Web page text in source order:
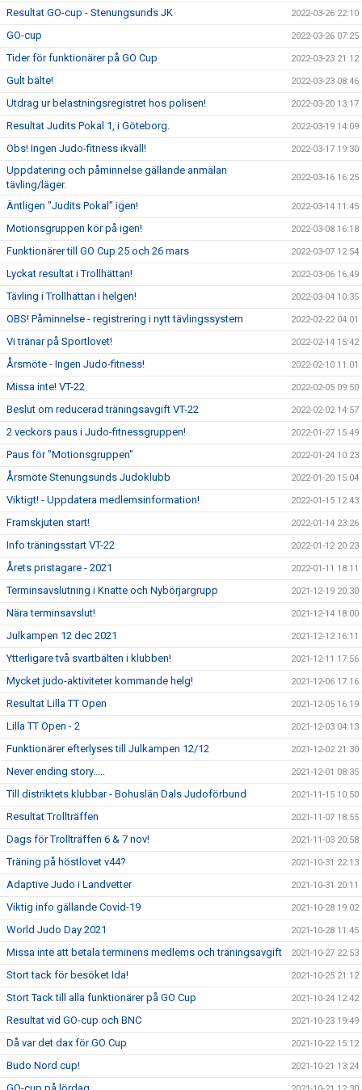
Resultat GO-cup - Stenungsunds JK 2022-03-26 22:10
GO-cup 2022-03-26 07:25
Tider för funktionärer på GO Cup 2022-03-23 21:12
Gult bälte! 2022-03-23 08:46
Utdrag ur belastningsregistret hos polisen! 2022-03-20 13:17
Resultat Judits Pokal 1, i Göteborg. 2022-03-19 14:09
Obs! Ingen Judo-fitness ikväll! 2022-03-17 19:30
Uppdatering och påminnelse gällande anmälan
tävling/läger.
2022-03-16 16:25
Äntligen "Judits Pokal" igen! 2022-03-14 11:45
Motionsgruppen kör på igen! 2022-03-08 16:18
Funktionärer till GO Cup 25 och 26 mars 2022-03-07 12:54
Lyckat resultat i Trollhättan! 2022-03-06 16:49
Tävling i Trollhättan i helgen! 2022-03-04 10:35
OBS! Påminnelse - registrering i nytt tävlingssystem 2022-02-22 04:01
Vi tränar på Sportlovet! 2022-02-14 15:42
Årsmöte - Ingen Judo-fitness! 2022-02-10 11:01
Missa inte! VT-22 2022-02-05 09:50
Beslut om reducerad träningsavgift VT-22 2022-02-02 14:57
2 veckors paus i Judo-fitnessgruppen! 2022-01-27 15:49
Paus för "Motionsgruppen" 2022-01-24 10:23
Årsmöte Stenungsunds Judoklubb 2022-01-20 15:04
Viktigt! - Uppdatera medlemsinformation! 2022-01-15 12:43
Framskjuten start! 2022-01-14 23:26
Info träningsstart VT-22 2022-01-12 20:23
Årets pristagare - 2021 2022-01-11 18:11
Terminsavslutning i Knatte och Nybörjargrupp 2021-12-19 20:30
Nära terminsavslut! 2021-12-14 18:00
Julkampen 12 dec 2021 2021-12-12 16:11
Ytterligare två svartbälten i klubben! 2021-12-11 17:56
Mycket judo-aktiviteter kommande helg! 2021-12-06 17:16
Resultat Lilla TT Open 2021-12-05 16:19
Lilla TT Open - 2 2021-12-03 04:13
Funktionärer efterlyses till Julkampen 12/12 2021-12-02 21:30
Never ending story..... 2021-12-01 08:35
Till distriktets klubbar - Bohuslän Dals Judoförbund 2021-11-15 10:50
Resultat Trollträffen 2021-11-07 18:55
Dags för Trollträffen 6 & 7 nov! 2021-11-03 20:58
Träning på höstlovet v44? 2021-10-31 22:13
Adaptive Judo i Landvetter 2021-10-31 20:11
Viktig info gällande Covid-19 2021-10-28 19:02
World Judo Day 2021 2021-10-28 11:45
Missa inte att betala terminens medlems och träningsavgift 2021-10-27 22:53
Stort tack för besöket Ida! 2021-10-25 21:12
Stort Tack till alla funktionärer på GO Cup 2021-10-24 12:42
Resultat vid GO-cup och BNC 2021-10-23 19:49
Då var det dax för GO Cup 2021-10-22 15:12
Budo Nord cup! 2021-10-21 13:24